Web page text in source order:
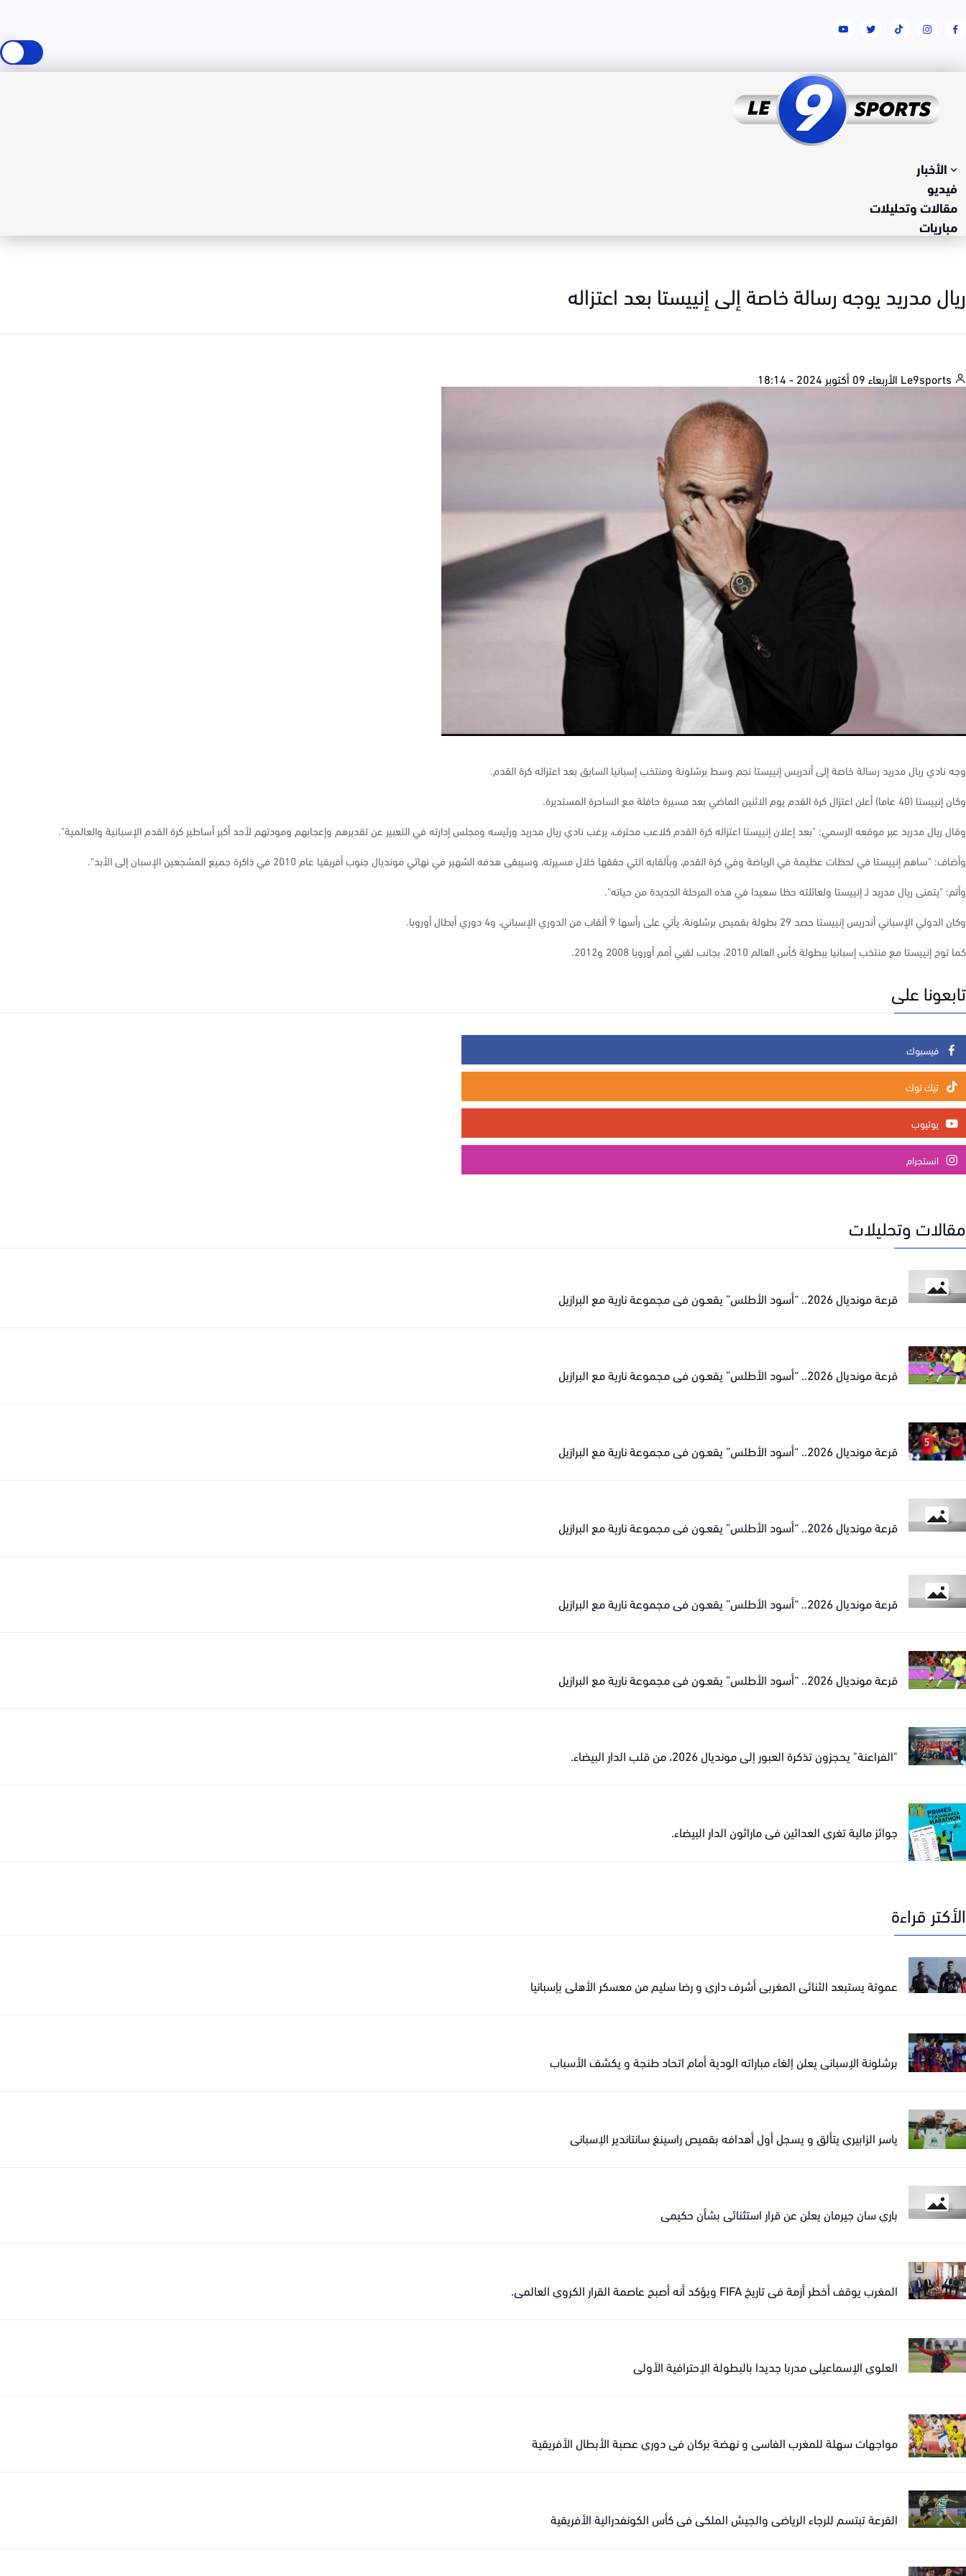
الأخبار
فيديو
مقالات وتحليلات
مباريات
ريال مدريد يوجه رسالة خاصة إلى إنييستا بعد اعتزاله
الأربعاء 09 أكتوبر 2024 - 18:14
وجه نادي ريال مدريد رسالة خاصة إلى أندريس إنييستا نجم وسط برشلونة ومنتخب إسبانيا السابق بعد اعتزاله كرة القدم.
وكان إنييستا (40 عاما) أعلن اعتزال كرة القدم يوم الاثنين الماضي بعد مسيرة حافلة مع الساحرة المستديرة.
وقال ريال مدريد عبر موقعه الرسمي: "بعد إعلان إنييستا اعتزاله كرة القدم كلاعب محترف، يرغب نادي ريال مدريد ورئيسه ومجلس إدارته في التعبير عن تقديرهم وإعجابهم ومودتهم لأحد أكبر أساطير كرة القدم الإسبانية والعالمية".
وأضاف: "ساهم إنييستا في لحظات عظيمة في الرياضة وفي كرة القدم، وبألقابه التي حققها خلال مسيرته، وسيبقى هدفه الشهير في نهائي مونديال جنوب أفريقيا عام 2010 في ذاكرة جميع المشجعين الإسبان إلى الأبد".
وأتم: "يتمنى ريال مدريد لـ إنييستا ولعائلته حظا سعيدا في هذه المرحلة الجديدة من حياته".
وكان الدولي الإسباني أندريس إنييستا حصد 29 بطولة بقميص برشلونة، يأتي على رأسها 9 ألقاب من الدوري الإسباني، و4 دوري أبطال أوروبا.
كما توج إنييستا مع منتخب إسبانيا ببطولة كأس العالم 2010، بجانب لقبي أمم أوروبا 2008 و2012.
تابعونا على
فيسبوك
تيك توك
يوتيوب
انستجرام
مقالات وتحليلات
قرعة مونديال 2026.. “أسود الأطلس” يقعـون في مجموعة نارية مع البرازيل
قرعة مونديال 2026.. “أسود الأطلس” يقعـون في مجموعة نارية مع البرازيل
قرعة مونديال 2026.. “أسود الأطلس” يقعـون في مجموعة نارية مع البرازيل
قرعة مونديال 2026.. “أسود الأطلس” يقعـون في مجموعة نارية مع البرازيل
قرعة مونديال 2026.. “أسود الأطلس” يقعـون في مجموعة نارية مع البرازيل
قرعة مونديال 2026.. “أسود الأطلس” يقعـون في مجموعة نارية مع البرازيل
"الفراعنة" يحجزون تذكرة العبور إلى مونديال 2026، من قلب الدار البيضاء.
جوائز مالية تغري العدائين في ماراثون الدار البيضاء.
الأكتر قراءة
عموتة يستبعد الثنائي المغربي أشرف داري و رضا سليم من معسكر الأهلي بإسبانيا
برشلونة الإسباني يعلن إلغاء مباراته الودية أمام اتحاد طنجة و يكشف الأسباب
ياسر الزابيري يتألق و يسجل أول أهدافه بقميص راسينغ سانتاندير الإسباني
باري سان جيرمان يعلن عن قرار استثنائي بشأن حكيمي
المغرب يوقف أخطر أزمة في تاريخ FIFA ويؤكد أنه أصبح عاصمة القرار الكروي العالمي.
العلوي الإسماعيلي مدربا جديدا بالبطولة الإحترافية الأولى
مواجهات سهلة للمغرب الفاسي و نهضة بركان في دوري عصبة الأبطال الأفريقية
القرعة تبتسم للرجاء الرياضي والجيش الملكي في كأس الكونفدرالية الأفريقية